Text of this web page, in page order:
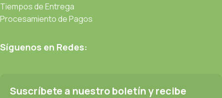
Tiempos de Entrega
Procesamiento de Pagos
Síguenos en Redes:
Suscríbete a nuestro boletín y recibe